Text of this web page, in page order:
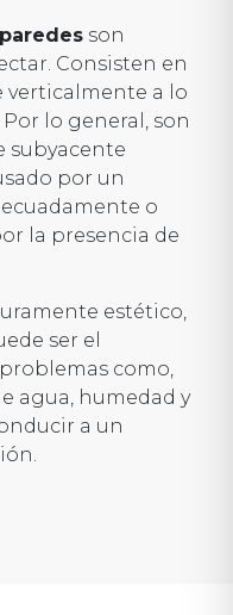
son
Consisten en
verticalmente a lo
lo general, son
subyacente
por un
o
la presencia de
estético,
ser el
como,
agua, humedad y
a un